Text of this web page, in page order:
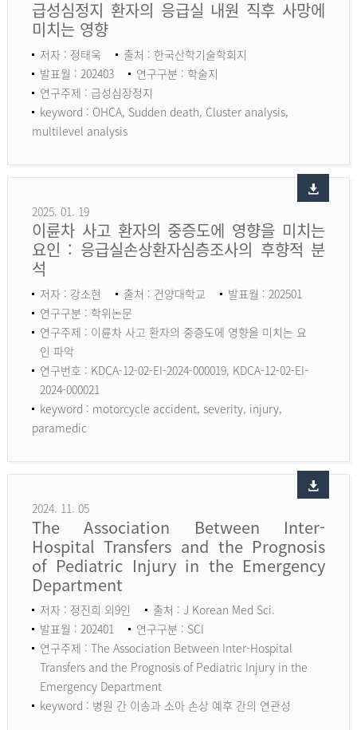
급성심정지 환자의 응급실 내원 직후 사망에
미치는 영향
저자 : 정태욱
출처 : 한국산학기술학회지
발표월 : 202403
연구구분 : 학술지
연구주제 : 급성심장정지
keyword : OHCA, Sudden death, Cluster analysis,
multilevel analysis
2025. 01. 19
이륜차 사고 환자의 중증도에 영향을 미치는
요인 : 응급실손상환자심층조사의 후향적 분
석
저자 : 강소현 출처 : 건양대학교
발표월 : 202501
연구구분 : 학위논문
연구주제 : 이륜차 사고 환자의 중증도에 영향을 미치는 요
인 파악
연구번호 : KDCA-12-02-EI-2024-000019, KDCA-12-02-EI-
2024-000021
keyword : motorcycle accident, severity, injury,
paramedic
2024. 11. 05
The Association Between Inter-
Hospital Transfers and the Prognosis
of Pediatric Injury in the Emergency
Department
저자 : 정진희 외9인
출처 : J Korean Med Sci.
발표월 : 202401
연구구분 : SCI
연구주제 : The Association Between Inter-Hospital
Transfers and the Prognosis of Pediatric Injury in the
Emergency Department
keyword : 병원 간 이송과 소아 손상 예후 간의 연관성